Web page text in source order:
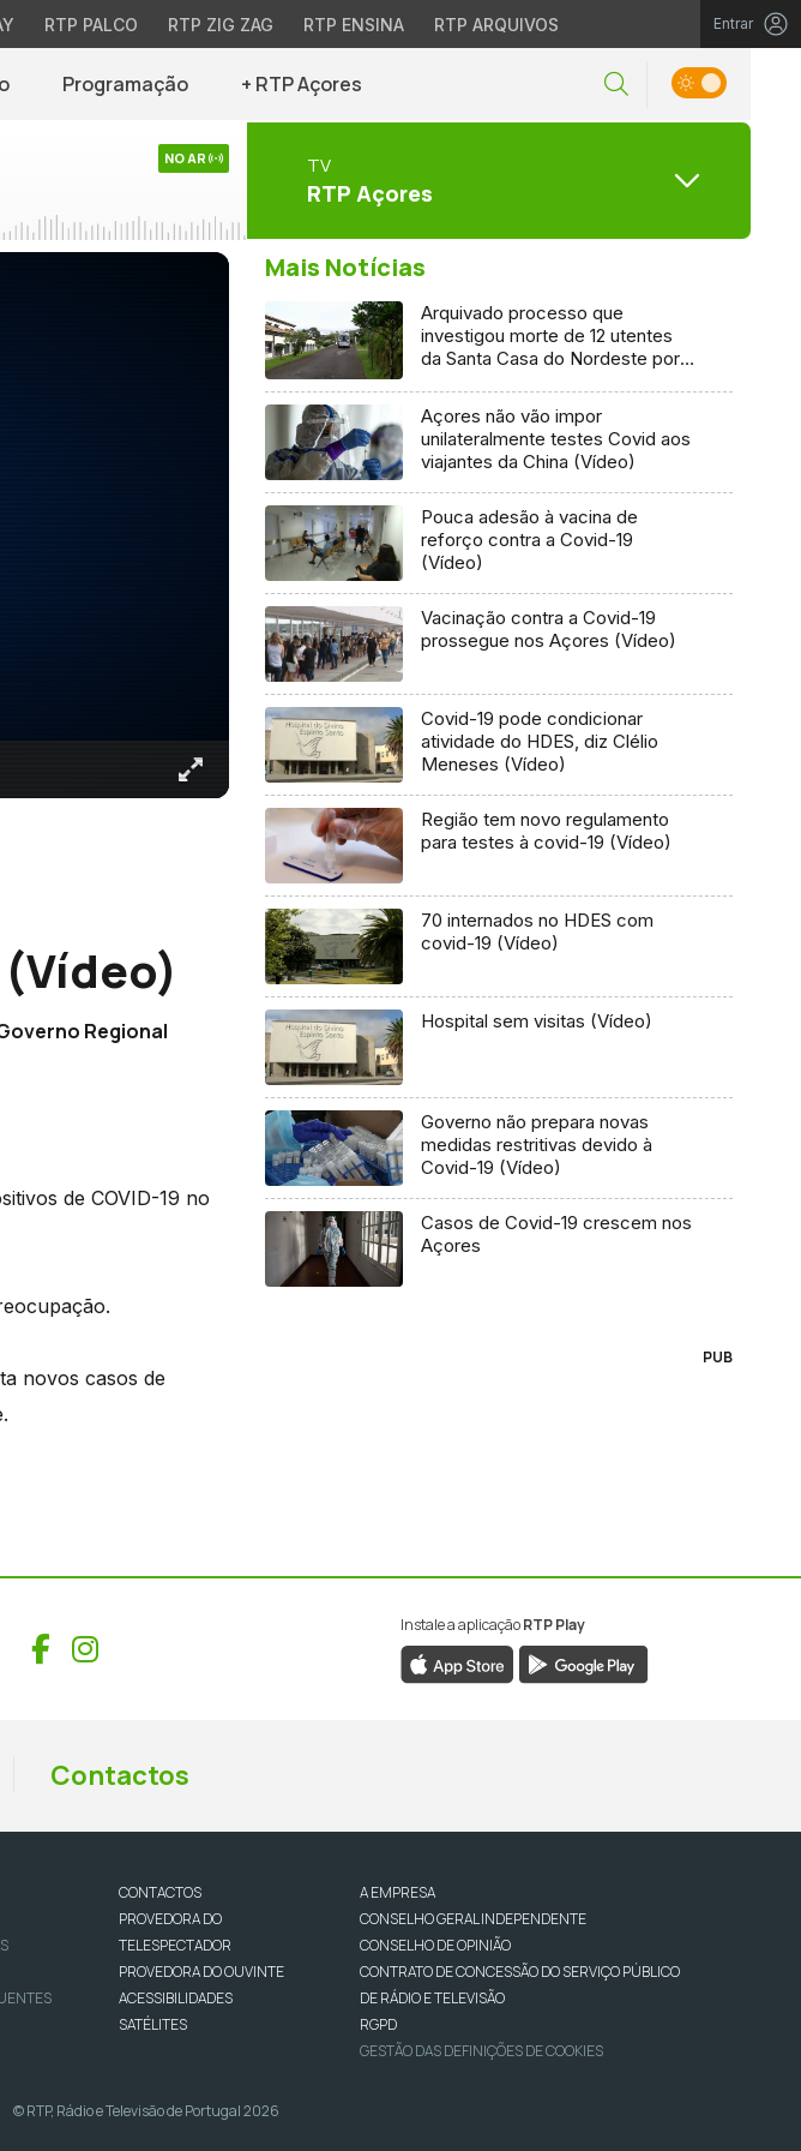
RTP PALCO RTP ZIG ZAG RTP ENSINA RTP ARQUIVOS Entrar
Programação + RTP Açores
NO AR TV
RTP Açores
Regional
de COVID-19 no
novos casos de
Mais Notícias
Arquivado processo que
investigou morte de 12 utentes
da Santa Casa do Nordeste por
Açores não vão impor
unilateralmente testes Covid aos
viajantes da China (Vídeo)
Pouca adesão à vacina de
reforço contra a Covid-19
(Vídeo)
Vacinação contra a Covid-19
prossegue nos Açores (Vídeo)
Covid-19 pode condicionar
atividade do HDES, diz Clélio
Meneses (Vídeo)
Região tem novo regulamento
para testes à covid-19 (Vídeo)
70 internados no HDES com
covid-19 (Vídeo)
Hospital sem visitas (Vídeo)
Governo não prepara novas
medidas restritivas devido à
Covid-19 (Vídeo)
Casos de Covid-19 crescem nos
Açores
PUB
Facebook
Instagram
Instale a aplicaçãoRTP Play
Contactos
CONTACTOS
PROVEDORA DO
TELESPECTADOR
PROVEDORA DO OUVINTE
ACESSIBILIDADES
SATÉLITES
A EMPRESA
CONSELHO GERAL INDEPENDENTE
CONSELHO DE OPINIÃO
CONTRATO DE CONCESSÃO DO SERVIÇO PÚBLICO
DE RÁDIO E TELEVISÃO
RGPD
GESTÃO DAS DEFINIÇÕES DE COOKIES
© RTP, Rádio e Televisão de Portugal 2026